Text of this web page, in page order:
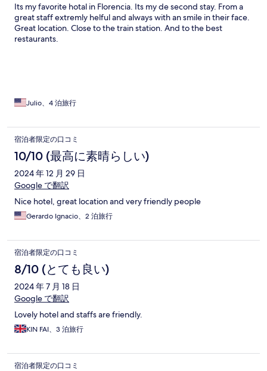
Its my favorite hotal in Florencia. Its my de second stay. From a
great staff extremly helful and always with an smile in their face.
Great location. Close to the train station. And to the best
restaurants.
Julio、4 泊旅行
宿泊者限定の口コミ
10/10 (最高に素晴らしい)
2024 年 12 月 29 日
Google で翻訳
Nice hotel, great location and very friendly people
Gerardo Ignacio、2 泊旅行
宿泊者限定の口コミ
8/10 (とても良い)
2024 年 7 月 18 日
Google で翻訳
Lovely hotel and staffs are friendly.
KIN FAI、3 泊旅行
宿泊者限定の口コミ